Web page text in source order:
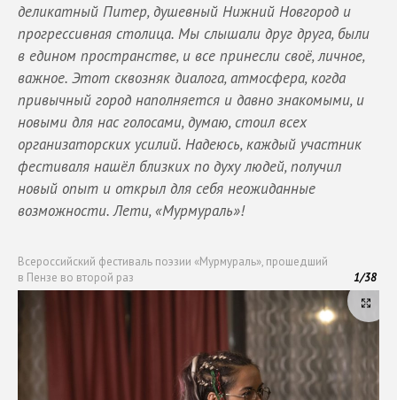
деликатный Питер, душевный Нижний Новгород и
прогрессивная столица. Мы слышали друг друга, были
в едином пространстве, и все принесли своё, личное,
важное. Этот сквозняк диалога, атмосфера, когда
привычный город наполняется и давно знакомыми, и
новыми для нас голосами, думаю, стоил всех
организаторских усилий. Надеюсь, каждый участник
фестиваля нашёл близких по духу людей, получил
новый опыт и открыл для себя неожиданные
возможности. Лети, «Мурмураль»!
Всероссийский фестиваль поэзии «Мурмураль», прошедший
в Пензе во второй раз
1/38